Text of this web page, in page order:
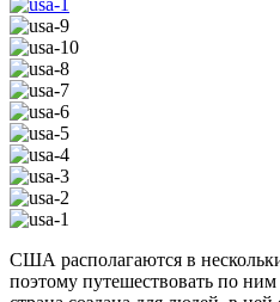
США располагаются в
поэтому путешествовать по